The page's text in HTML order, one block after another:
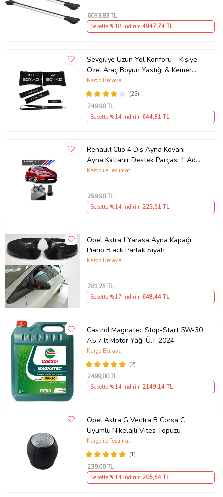
6033,83 TL
Sepette %18 İndirim 4947,74 TL
Sevgiliye Uzun Yol Konforu – Kişiye
Özel Araç Boyun Yastığı & Kemer
Pedi Hediye Seti
(23)
Kargo Bedava
749,90 TL
Sepette %14 İndirim 644,91 TL
Renault Clio 4 Dış Ayna Kovanı -
Ayna Katlanır Destek Parçası 1 Adet
490307706 M3625
Kargo ile Teslimat
259,90 TL
Sepette %14 İndirim 223,51 TL
Opel Astra J Yarasa Ayna Kapağı
Piano Black Parlak Siyah
Kargo Bedava
781,25 TL
Sepette %17 İndirim 648,44 TL
Castrol Magnatec Stop-Start 5W-30
A5 7 lt Motor Yağı Ü.T 2024
(2)
Kargo Bedava
2499,00 TL
Sepette %14 İndirim 2149,14 TL
Opel Astra G Vectra B Corsa C
Uyumlu Nikelajlı Vites Topuzu
(1)
Kargo ile Teslimat
239,00 TL
Sepette %14 İndirim 205,54 TL